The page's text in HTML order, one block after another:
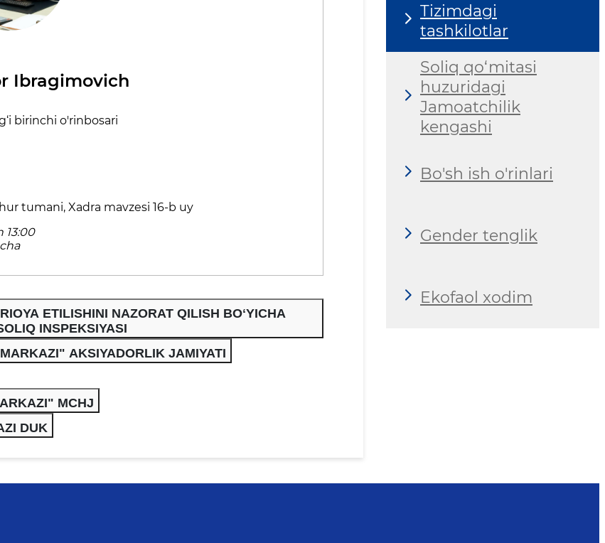
Ibragimovich
birinchi o'rinbosari
tumani, Xadra mavzesi 16-b uy
13:00
ETILISHINI NAZORAT QILISH BOʻYICHA
INSPEKSIYASI
AKSIYADORLIK JAMIYATI
MCHJ
DUK
Tizimdagi
tashkilotlar
Soliq qo‘mitasi
huzuridagi
Jamoatchilik
kengashi
Bo'sh ish o'rinlari
Gender tenglik
Ekofaol xodim